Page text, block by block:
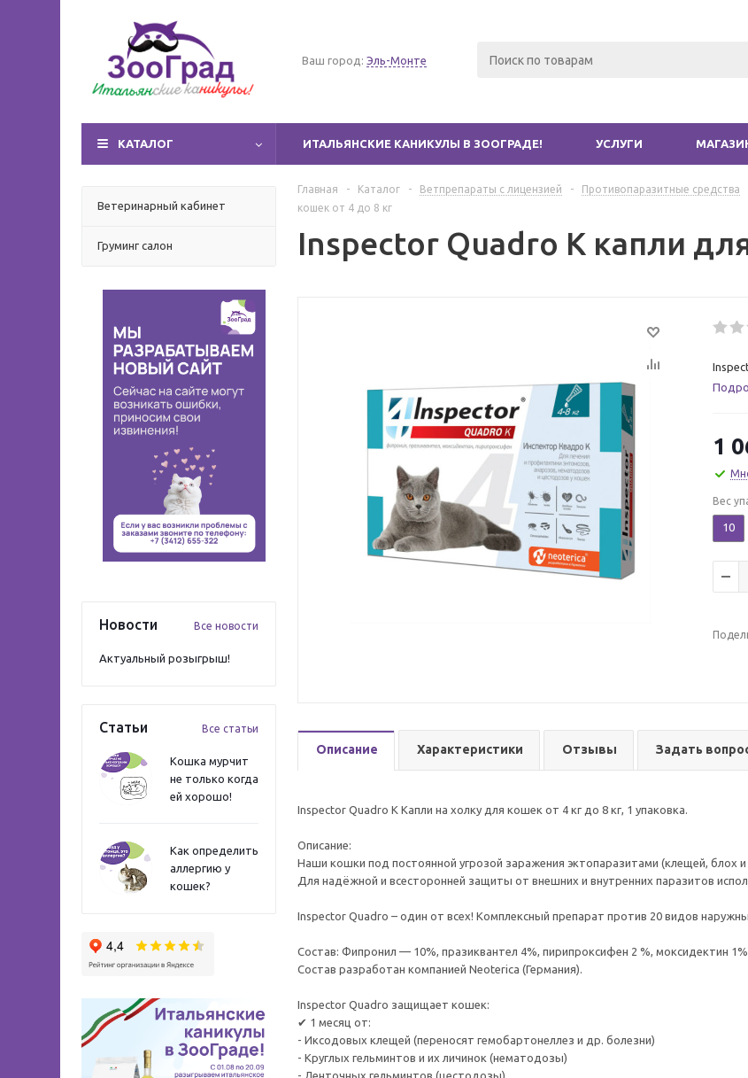
Ваш город: Эль-Монте
КАТАЛОГ ИТАЛЬЯНСКИЕ КАНИКУЛЫ В ЗООГРАДЕ! УСЛУГИ
Ветеринарный кабинет
Груминг салон
Новости Все новости
Актуальный розыгрыш!
Статьи Все статьи
Кошка мурчит
не только когда
ей хорошо!
Как определить
аллергию у
кошек?
Главная - Каталог - Ветпрепараты с лицензией - Противопаразитные средства
кошек от 4 до 8 кг
Inspector Quadro К капли
1
Вес
10
Описание Характеристики Отзывы Задать
Inspector Quadro К Капли на холку для кошек от 4 кг до 8 кг, 1 упаковка.
Описание:
Наши кошки под постоянной угрозой заражения эктопаразитами (клещей, блох
Для надёжной и всесторонней защиты от внешних и внутренних паразитов
Inspector Quadro – один от всех! Комплексный препарат против 20 видов
Состав: Фипронил — 10%, празиквантел 4%, пирипроксифен 2 %, моксидектин
Состав разработан компанией Neoterica (Германия).
Inspector Quadro защищает кошек:
✔ 1 месяц от:
- Иксодовых клещей (переносят гемобартонеллез и др. болезни)
- Круглых гельминтов и их личинок (нематодозы)
- Ленточных гельминтов (цестодозы)